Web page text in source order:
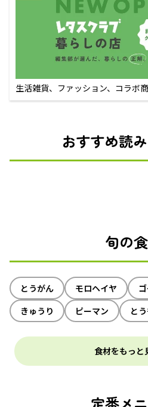
生活雑貨、ファッション、コラボ
えるECサイト
おすすめ読
旬の
とうがん モロヘイヤ
きゅうり
ピーマン と
食材をもっと